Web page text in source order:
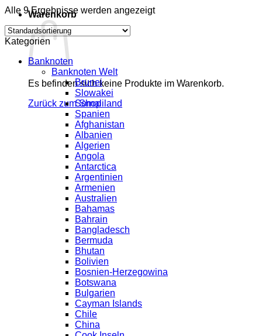
Warenkorb
Es befinden sich keine Produkte im Warenkorb.
Zurück zum Shop
Alle 9 Ergebnisse werden angezeigt
Kategorien
Banknoten
Banknoten Welt
Brunei
Slowakei
Somaliland
Spanien
Afghanistan
Albanien
Algerien
Angola
Antarctica
Argentinien
Armenien
Australien
Bahamas
Bahrain
Bangladesch
Bermuda
Bhutan
Bolivien
Bosnien-Herzegowina
Botswana
Bulgarien
Cayman Islands
Chile
China